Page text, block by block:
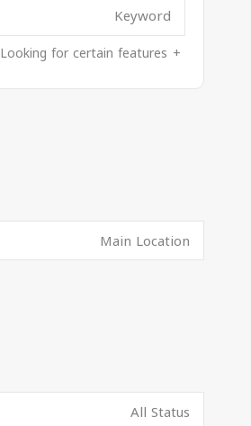
Looking for certain features
Main Location
All Status